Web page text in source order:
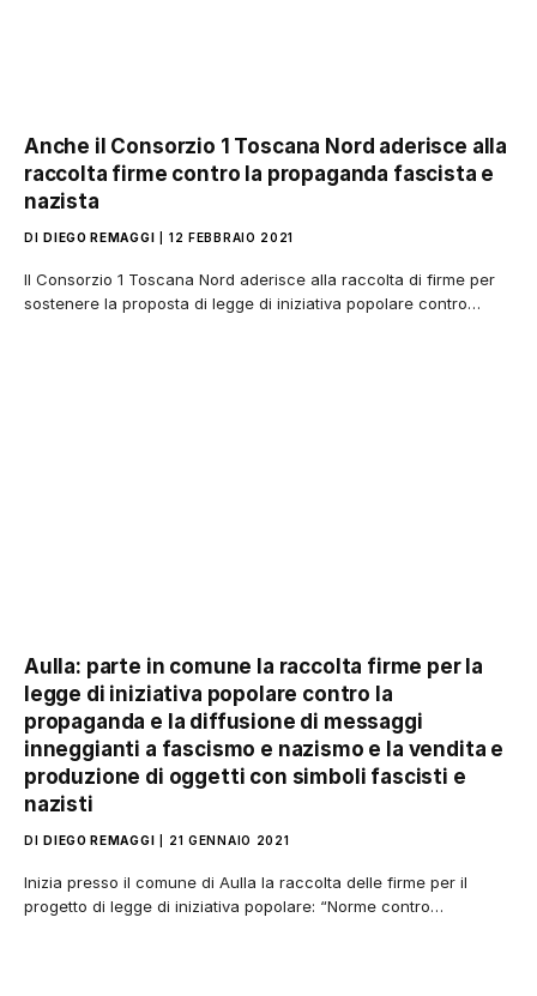
Anche il Consorzio 1 Toscana Nord aderisce alla
raccolta firme contro la propaganda fascista e
nazista
DI DIEGO REMAGGI 12 FEBBRAIO 2021
Il Consorzio 1 Toscana Nord aderisce alla raccolta di firme per
sostenere la proposta di legge di iniziativa popolare contro…
Aulla: parte in comune la raccolta firme per la
legge di iniziativa popolare contro la
propaganda e la diffusione di messaggi
inneggianti a fascismo e nazismo e la vendita e
produzione di oggetti con simboli fascisti e
nazisti
DI DIEGO REMAGGI 21 GENNAIO 2021
Inizia presso il comune di Aulla la raccolta delle firme per il
progetto di legge di iniziativa popolare: “Norme contro…